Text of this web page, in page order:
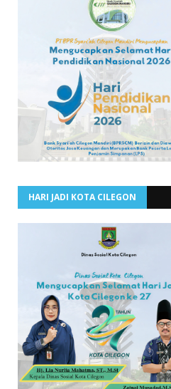
HARI JADI KOTA CILEGON